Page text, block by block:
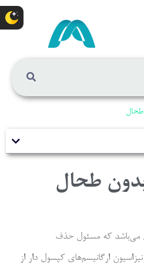
طحال
بدون طحال
می‌باشد که مسئول حذف
ارگانیسم‌های کپسول دار از